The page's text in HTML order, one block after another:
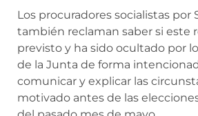
Los procuradores socialistas por
también reclaman saber si este
previsto y ha sido ocultado por
de la Junta de forma
comunicar y explicar las
motivado antes de las